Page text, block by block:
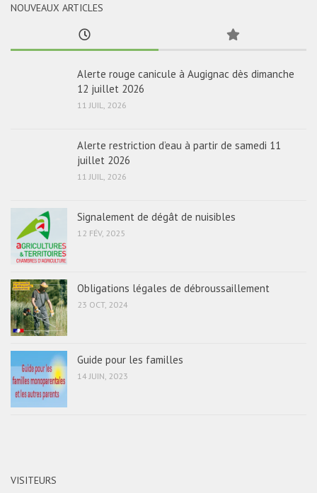
NOUVEAUX ARTICLES
Alerte rouge canicule à Augignac dès dimanche
12 juillet 2026
11 JUIL, 2026
Alerte restriction d’eau à partir de samedi 11
juillet 2026
11 JUIL, 2026
Signalement de dégât de nuisibles
12 FÉV, 2025
Obligations légales de débroussaillement
23 OCT, 2024
Guide pour les familles
14 JUIN, 2023
VISITEURS